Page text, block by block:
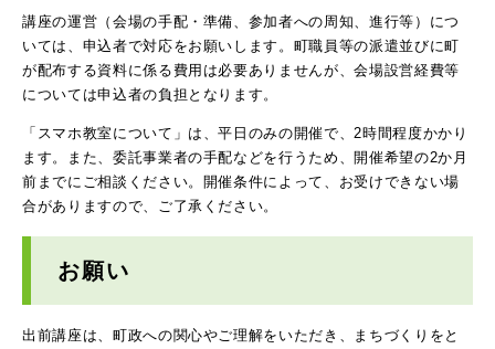
講座の運営（会場の手配・準備、参加者への周知、進行等）につ
いては、申込者で対応をお願いします。町職員等の派遣並びに町
が配布する資料に係る費用は必要ありませんが、会場設営経費等
については申込者の負担となります。
「スマホ教室について」は、平日のみの開催で、2時間程度かかり
ます。また、委託事業者の手配などを行うため、開催希望の2か月
前までにご相談ください。開催条件によって、お受けできない場
合がありますので、ご了承ください。
お願い
出前講座は、町政への関心やご理解をいただき、まちづくりをと